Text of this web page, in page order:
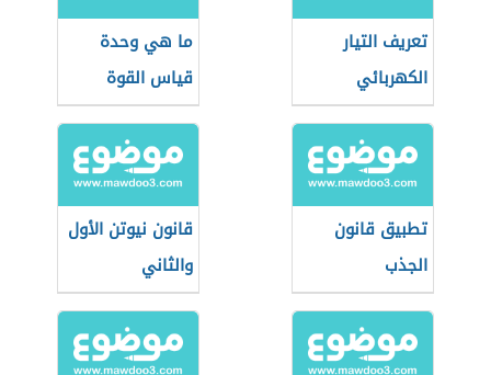
تعريف التيار
الكهربائي
ما هي وحدة
قياس القوة
تطبيق قانون
الجذب
قانون نيوتن الأول
والثاني